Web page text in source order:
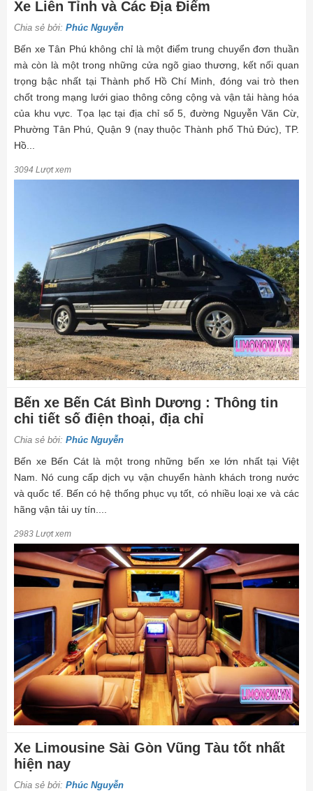
Xe Liên Tỉnh và Các Địa Điểm
Chia sẻ bởi: Phúc Nguyễn
Bến xe Tân Phú không chỉ là một điểm trung chuyển đơn thuần
mà còn là một trong những cửa ngõ giao thương, kết nối quan
trọng bậc nhất tại Thành phố Hồ Chí Minh, đóng vai trò then
chốt trong mạng lưới giao thông công cộng và vận tải hàng hóa
của khu vực. Tọa lạc tại địa chỉ số 5, đường Nguyễn Văn Cừ,
Phường Tân Phú, Quận 9 (nay thuộc Thành phố Thủ Đức), TP.
Hồ...
3094 Lượt xem
Bến xe Bến Cát Bình Dương : Thông tin
chi tiết số điện thoại, địa chỉ
Chia sẻ bởi: Phúc Nguyễn
Bến xe Bến Cát là một trong những bến xe lớn nhất tại Việt
Nam. Nó cung cấp dịch vụ vận chuyển hành khách trong nước
và quốc tế. Bến có hệ thống phục vụ tốt, có nhiều loại xe và các
hãng vận tải uy tín....
2983 Lượt xem
Xe Limousine Sài Gòn Vũng Tàu tốt nhất
hiện nay
Chia sẻ bởi: Phúc Nguyễn